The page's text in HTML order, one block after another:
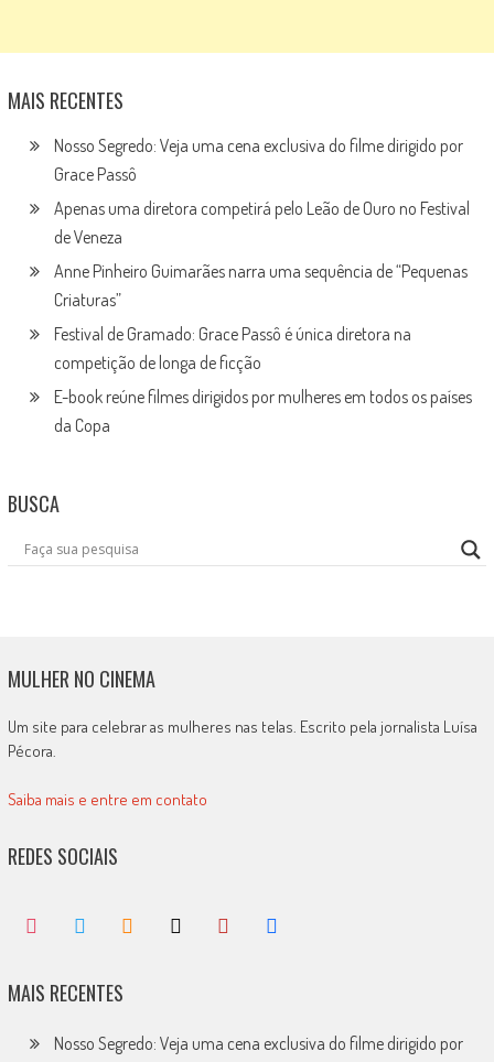
MAIS RECENTES
Nosso Segredo: Veja uma cena exclusiva do filme dirigido por
Grace Passô
Apenas uma diretora competirá pelo Leão de Ouro no Festival
de Veneza
Anne Pinheiro Guimarães narra uma sequência de “Pequenas
Criaturas”
Festival de Gramado: Grace Passô é única diretora na
competição de longa de ficção
E-book reúne filmes dirigidos por mulheres em todos os países
da Copa
BUSCA
MULHER NO CINEMA
Um site para celebrar as mulheres nas telas. Escrito pela jornalista Luísa
Pécora.
Saiba mais e entre em contato
REDES SOCIAIS
MAIS RECENTES
Nosso Segredo: Veja uma cena exclusiva do filme dirigido por